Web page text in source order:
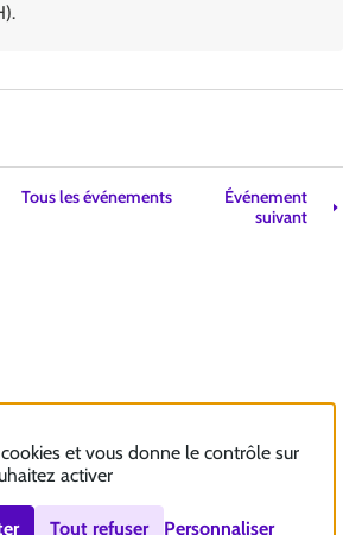
Tous les événements
Événement
suivant
et vous donne le contrôle sur
activer
Tout refuser Personnaliser